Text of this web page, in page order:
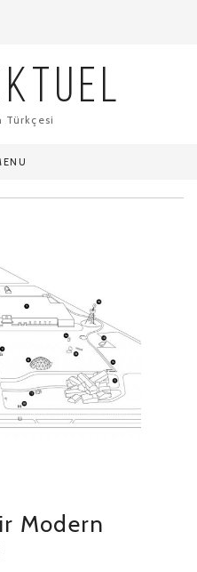
Türkçesi
Modern